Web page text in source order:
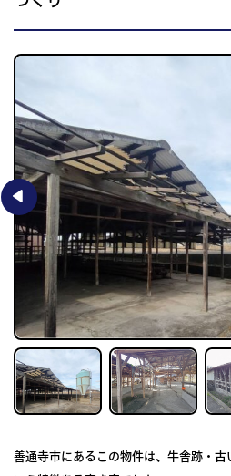
善通寺市にあるこの物件は、 牛舎跡・古